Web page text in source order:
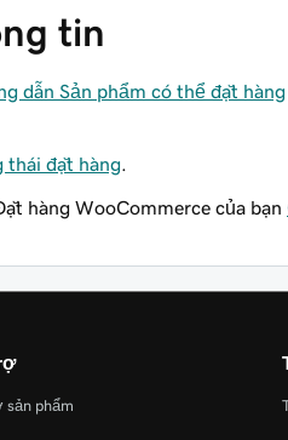
tin
dẫn Sản phẩm có thể đặt hàng
thái đặt hàng
hàng WooCommerce của bạn
sản phẩm